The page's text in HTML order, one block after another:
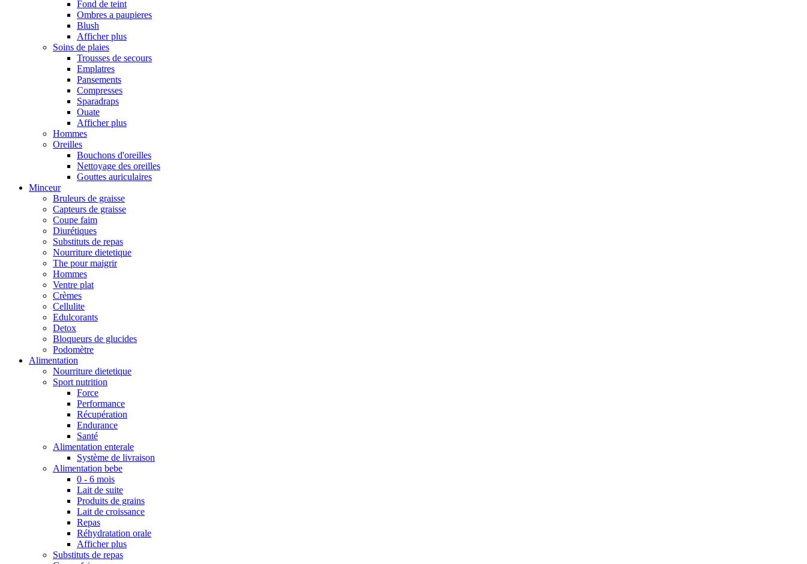
Fond de teint
Ombres a paupieres
Blush
Afficher plus
Soins de plaies
Trousses de secours
Emplatres
Pansements
Compresses
Sparadraps
Ouate
Afficher plus
Hommes
Oreilles
Bouchons d'oreilles
Nettoyage des oreilles
Gouttes auriculaires
Minceur
Bruleurs de graisse
Capteurs de graisse
Coupe faim
Diurétiques
Substituts de repas
Nourriture dietetique
The pour maigrir
Hommes
Ventre plat
Crèmes
Cellulite
Edulcorants
Detox
Bloqueurs de glucides
Podomètre
Alimentation
Nourriture dietetique
Sport nutrition
Force
Performance
Récupération
Endurance
Santé
Alimentation enterale
Système de livraison
Alimentation bebe
0 - 6 mois
Lait de suite
Produits de grains
Lait de croissance
Repas
Réhydratation orale
Afficher plus
Substituts de repas